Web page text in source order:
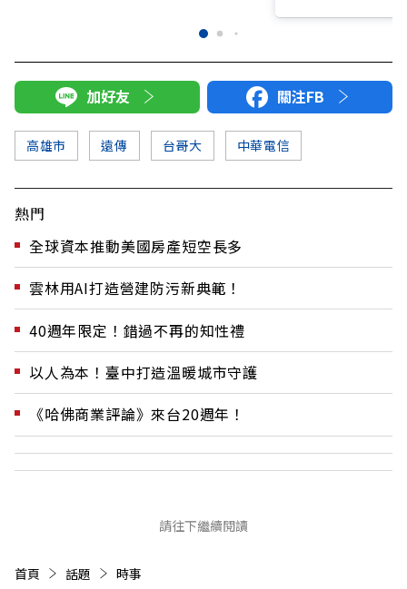
加好友 關注FB
高雄市 遠傳 台哥大 中華電信
熱門
全球資本推動美國房產短空長多
雲林用AI打造營建防污新典範！
40週年限定！錯過不再的知性禮
以人為本！臺中打造溫暖城市守護
《哈佛商業評論》來台20週年！
請往下繼續閱讀
首頁 話題 時事